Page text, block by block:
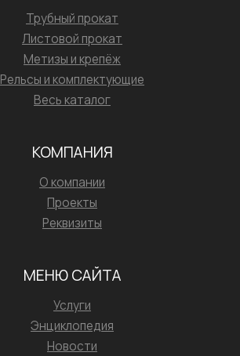
Трубный прокат
Листовой прокат
Метизы и крепёж
Рельсы и комплектующие
Весь каталог
КОМПАНИЯ
О компании
Проекты
Реквизиты
МЕНЮ САЙТА
Услуги
Энциклопедия
Новости